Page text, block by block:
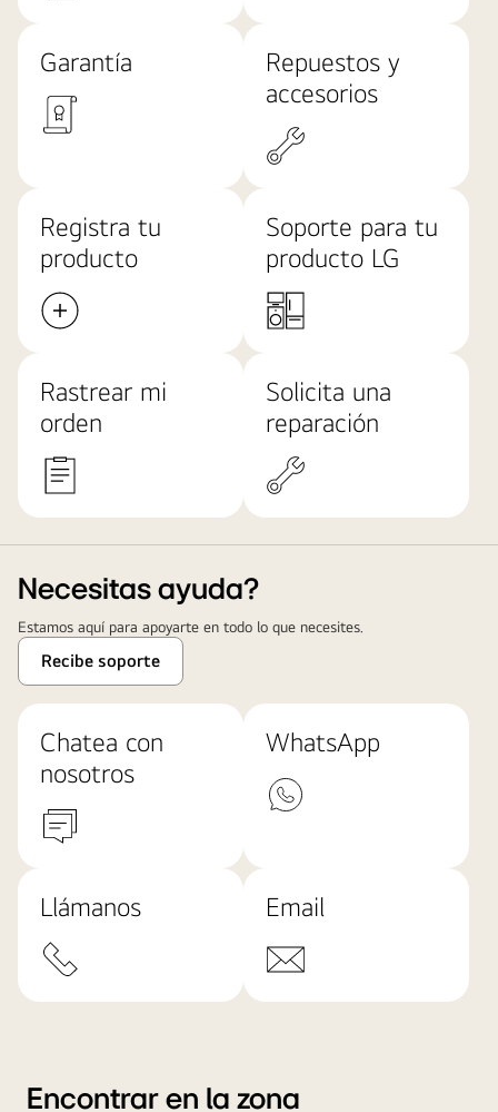
Garantía
Repuestos y
accesorios
Registra tu
producto
Soporte para tu
producto LG
Rastrear mi
orden
Solicita una
reparación
Necesitas ayuda?
Estamos aquí para apoyarte en todo lo que necesites.
Recibe soporte
Chatea con
nosotros
WhatsApp
Llámanos Email
Encontrar en la zona